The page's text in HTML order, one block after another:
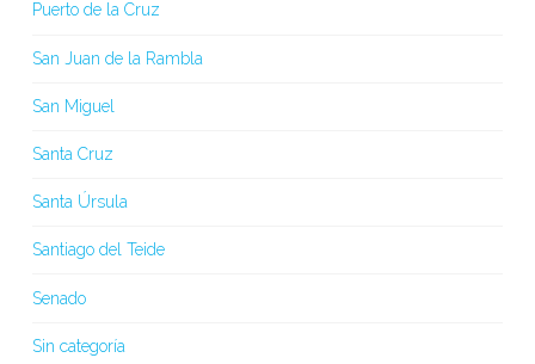
Puerto de la Cruz
San Juan de la Rambla
San Miguel
Santa Cruz
Santa Úrsula
Santiago del Teide
Senado
Sin categoría